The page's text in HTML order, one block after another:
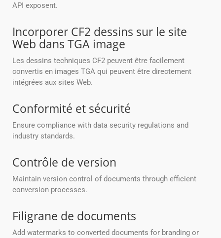
API exposent.
Incorporer CF2 dessins sur le site
Web dans TGA image
Les dessins techniques CF2 peuvent être facilement
convertis en images TGA qui peuvent être directement
intégrées aux sites Web.
Conformité et sécurité
Ensure compliance with data security regulations and
industry standards.
Contrôle de version
Maintain version control of documents through efficient
conversion processes.
Filigrane de documents
Add watermarks to converted documents for branding or